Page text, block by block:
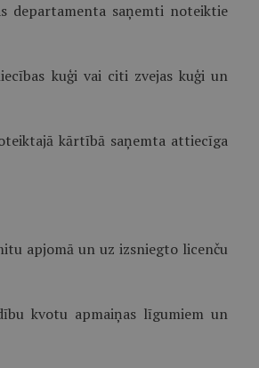
departamenta saņemti noteiktie
kuģi vai citi zvejas kuģi un
kārtībā saņemta attiecīga
apjomā un uz izsniegto licenču
kvotu apmaiņas līgumiem un